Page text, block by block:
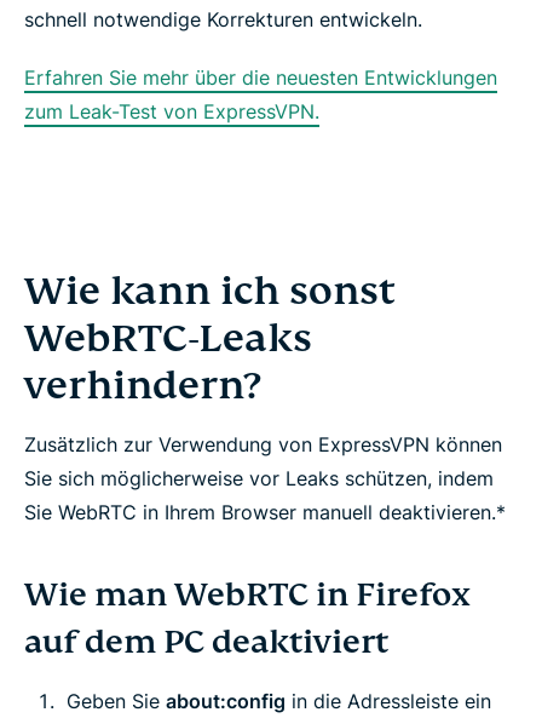
schnell notwendige Korrekturen entwickeln.
Erfahren Sie mehr über die neuesten Entwicklungen
zum Leak-Test von ExpressVPN.
Wie kann ich sonst
WebRTC-Leaks
verhindern?
Zusätzlich zur Verwendung von ExpressVPN können
Sie sich möglicherweise vor Leaks schützen, indem
Sie WebRTC in Ihrem Browser manuell deaktivieren.*
Wie man WebRTC in Firefox
auf dem PC deaktiviert
Geben Sie about:config in die Adressleiste ein